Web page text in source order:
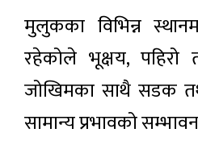
मुलुकका विभिन्न
रहेकोले भूक्षय, पहिरो
जोखिमका साथै सडक
सामान्य प्रभावको